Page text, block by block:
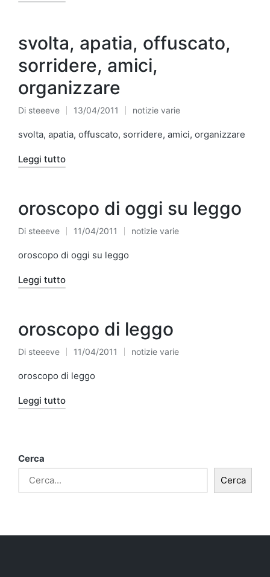
svolta, apatia, offuscato,
sorridere, amici,
organizzare
Pubblicato
da
Di steeeve 13/04/2011
Pubblicato
in
notizie varie
svolta, apatia, offuscato, sorridere, amici, organizzare
Leggi tutto
oroscopo di oggi su leggo
Pubblicato
da
Di steeeve 11/04/2011
Pubblicato
notizie varie
oroscopo di oggi su leggo
Leggi tutto
oroscopo di leggo
Pubblicato
da
Di steeeve 11/04/2011
Pubblicato
notizie varie
oroscopo di leggo
Leggi tutto
Cerca
Cerca